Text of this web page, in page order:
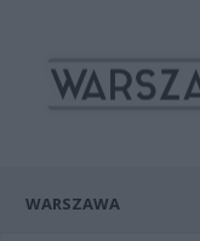
WARSZAWA